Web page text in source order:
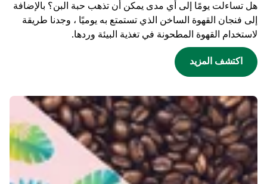
هل تساءلت يومًا إلى أي مدى يمكن أن تذهب حبة البن؟ بالإضافة
إلى فنجان القهوة الساخن الذي تستمتع به يوميًا ، وجدنا طريقة
لاستخدام القهوة المطحونة في تغذية البيئة وردها.
اكتشف المزيد